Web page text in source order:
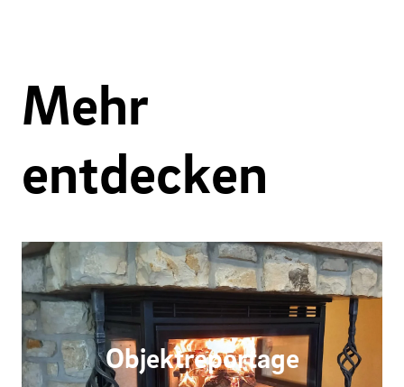
Mehr
entdecken
Objektreportage